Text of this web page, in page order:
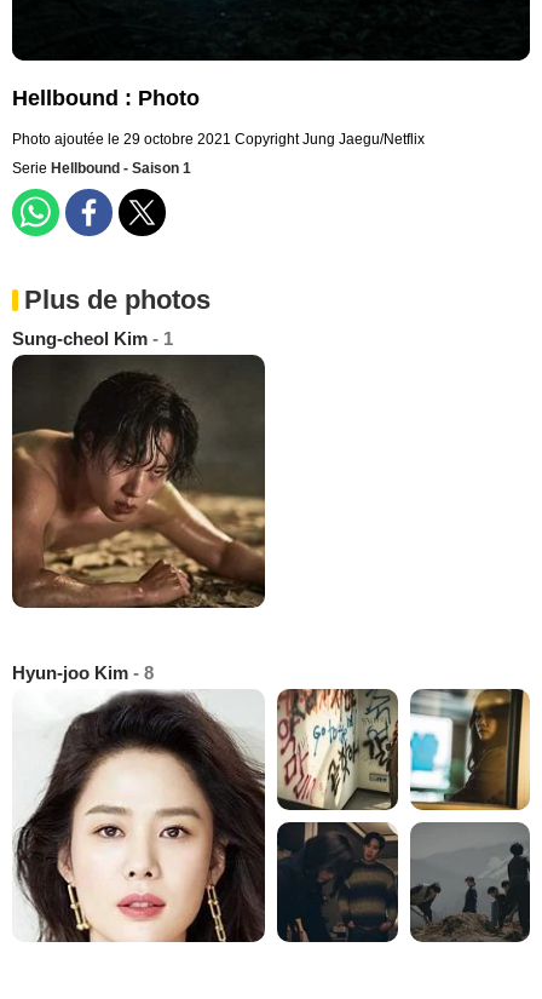
Hellbound : Photo
Photo ajoutée le 29 octobre 2021 Copyright Jung Jaegu/Netflix
Serie Hellbound - Saison 1
Plus de photos
Sung-cheol Kim - 1
Hyun-joo Kim - 8